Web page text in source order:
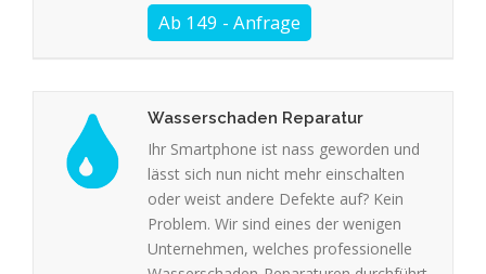
Wasserschaden Reparatur
Ihr Smartphone ist nass geworden und
lässt sich nun nicht mehr einschalten
oder weist andere Defekte auf? Kein
Problem. Wir sind eines der wenigen
Unternehmen, welches professionelle